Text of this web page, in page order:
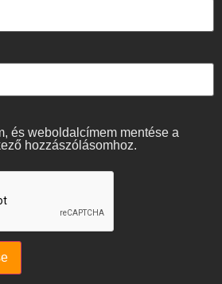
és weboldalcímem mentése a
hozzászólásomhoz.